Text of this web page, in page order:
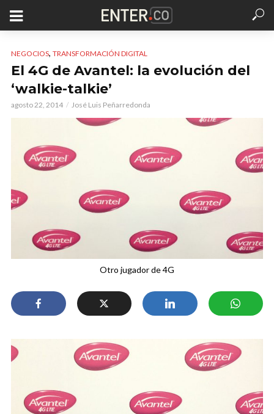
NEGOCIOS, TRANSFORMACIÓN DIGITAL
El 4G de Avantel: la evolución del
‘walkie-talkie’
agosto 22, 2014 José Luis Peñarredonda
Otro jugador de 4G